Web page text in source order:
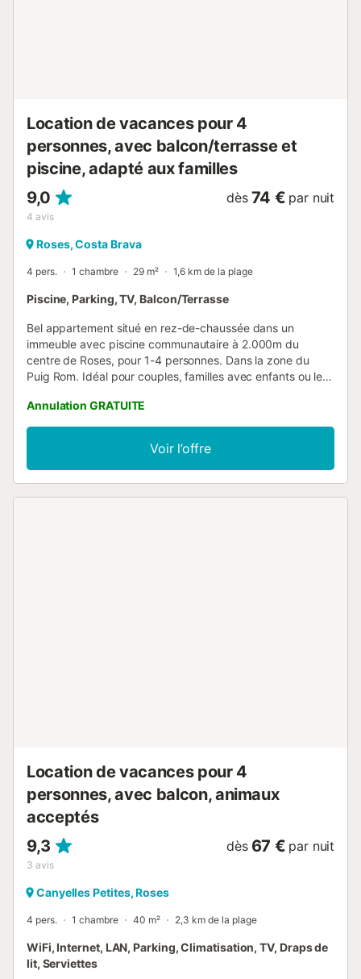
Location de vacances pour 4
personnes, avec balcon/terrasse et
piscine, adapté aux familles
9,0
4 avis
dès 74 € par nuit
Roses, Costa Brava
4 pers. 1 chambre 29 m² 1,6 km de la plage
Piscine, Parking, TV, Balcon/Terrasse
Bel appartement situé en rez-de-chaussée dans un
immeuble avec piscine communautaire à 2.000m du
centre de Roses, pour 1-4 personnes. Dans la zone du
Puig Rom. Idéal pour couples, familles avec enfants ou les
de la région; entre le centre de Roses et les zones de
plage. L'appartement est distribué dans: * Chambre avec
lit double (140 cm) + ventilateur de plafond. * Salle à
manger avec canapé-lit de 135 cm et TV (chaînes
espagnoles et TNT SAT pour les chaînes françaises) +
Annulation GRATUITE
Voir l’offre
Location de vacances pour 4
personnes, avec balcon, animaux
acceptés
9,3
3 avis
dès 67 € par nuit
Canyelles Petites, Roses
4 pers. 1 chambre 40 m² 2,3 km de la plage
WiFi, Internet, LAN, Parking, Climatisation, TV, Draps de
lit, Serviettes